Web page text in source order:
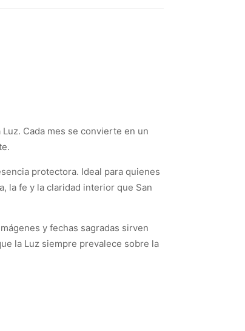
Cada mes se convierte en un
protectora. Ideal para quienes
la fe y la claridad interior que San
y fechas sagradas sirven
la Luz siempre prevalece sobre la